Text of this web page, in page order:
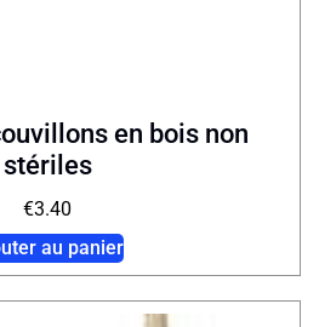
en bois non
stériles
€3.40
au panier